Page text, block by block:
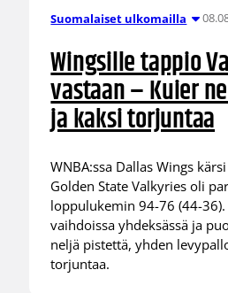
Suomalaiset ulkomailla
Wingsille tappio
vastaan – Kuier
ja kaksi torjuntaa
WNBA:ssa Dallas Wings
Golden State Valkyries oli
loppulukemin 94-76 (44-
vaihdoissa yhdeksässä ja
neljä pistettä, yhden
torjuntaa.